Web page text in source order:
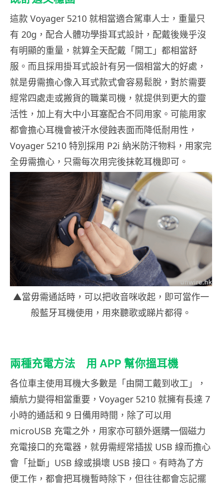
這款 Voyager 5210 就相當適合駕車人士，重量只
有 20g，配合人體功學掛耳式設計，配戴後幾乎沒
有明顯的重量，就算全天配戴「開工」都相當舒
服。而且採用掛耳式設計有另一個相當大的好處，
就是毋需擔心像入耳式款式會容易鬆脫，對於需要
經常四處走或搬貨的職業司機，就提供到更大的靈
活性，加上有大中小耳塞配合不同用家。可能用家
都會擔心耳機會被汗水侵蝕表面而降低耐用性，
Voyager 5210 特別採用 P2i 納米防汗物料，用家完
全毋需擔心，只需每次用完後抹乾耳機即可。
▲當毋需通話時，可以把收音咪收起，即可當作一
般藍牙耳機使用，用來聽歌或睇片都得。
兩種充電方法 用 APP 幫你搵耳機
各位車主使用耳機大多數是「由開工戴到收工」，
續航力變得相當重要，Voyager 5210 就擁有長達 7
小時的通話和 9 日備用時間，除了可以用
microUSB 充電之外，用家亦可額外選購一個磁力
充電接口的充電器，就毋需經常插拔 USB 線而擔心
會「扯斷」USB 線或損壞 USB 接口。有時為了方
便工作，都會把耳機暫時除下，但往往都會忘記擺